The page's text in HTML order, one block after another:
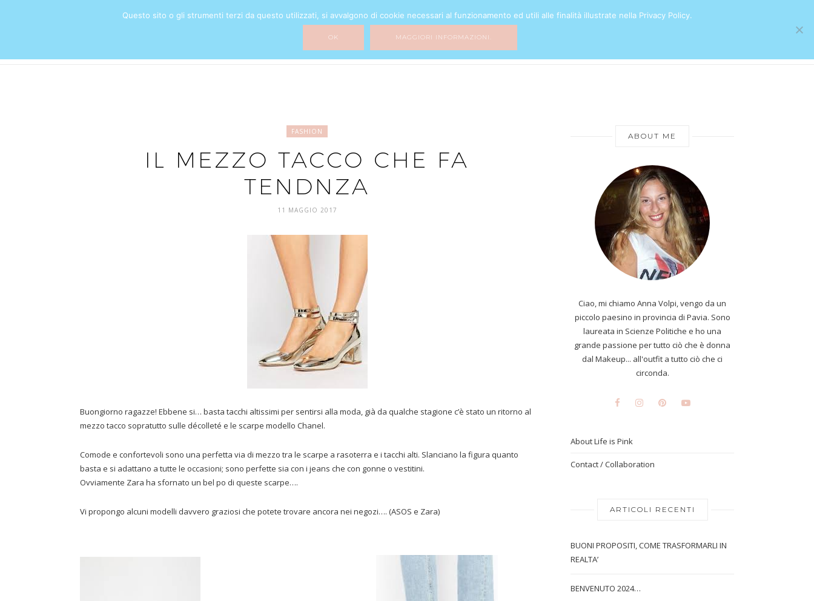
FASHION
IL MEZZO TACCO CHE FA
TENDNZA
11 MAGGIO 2017
Buongiorno ragazze! Ebbene si… basta tacchi altissimi per sentirsi alla moda, già da qualche stagione c’è stato un ritorno al
mezzo tacco sopratutto sulle décolleté e le scarpe modello Chanel.
Comode e confortevoli sono una perfetta via di mezzo tra le scarpe a rasoterra e i tacchi alti. Slanciano la figura quanto
basta e si adattano a tutte le occasioni; sono perfette sia con i jeans che con gonne o vestitini.
Ovviamente Zara ha sfornato un bel po di queste scarpe….
Vi propongo alcuni modelli davvero graziosi che potete trovare ancora nei negozi…. (ASOS e Zara)
ABOUT ME
Ciao, mi chiamo Anna Volpi, vengo da un
piccolo paesino in provincia di Pavia. Sono
laureata in Scienze Politiche e ho una
grande passione per tutto ciò che è donna
dal Makeup... all'outfit a tutto ciò che ci
circonda.
About Life is Pink
Contact / Collaboration
ARTICOLI RECENTI
BUONI PROPOSITI, COME TRASFORMARLI IN
REALTA’
BENVENUTO 2024…
Questo sito o gli strumenti terzi da questo utilizzati, si avvalgono di cookie necessari al funzionamento ed utili alle finalità illustrate nella Privacy Policy.
OK MAGGIORI INFORMAZIONI.